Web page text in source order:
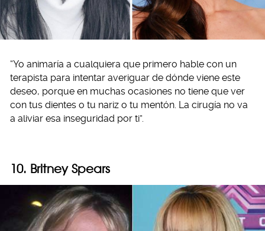
“Yo animaría a cualquiera que primero hable con un
terapista para intentar averiguar de dónde viene este
deseo, porque en muchas ocasiones no tiene que ver
con tus dientes o tu nariz o tu mentón. La cirugía no va
a aliviar esa inseguridad por ti”.
10. Britney Spears